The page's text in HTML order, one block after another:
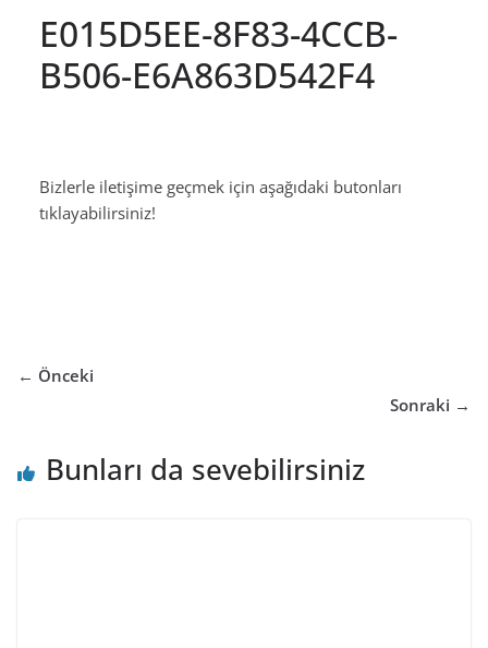
E015D5EE-8F83-4CCB-
B506-E6A863D542F4
Bizlerle iletişime geçmek için aşağıdaki butonları
tıklayabilirsiniz!
← Önceki
Sonraki →
Bunları da sevebilirsiniz